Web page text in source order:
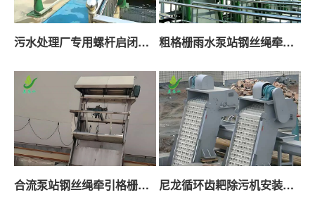
污水处理厂专用螺杆启闭机应用经验 粗格栅雨水泵站钢丝绳牵引清污机应用经验
合流泵站钢丝绳牵引格栅清污机应用经验 尼龙循环齿耙除污机安装应用经验